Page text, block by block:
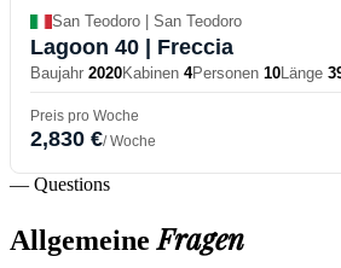
San Teodoro | San Teodoro
Lagoon 40 | Freccia
Baujahr 2020Kabinen 4Personen 10Länge
Preis pro Woche
2,830 €/ Woche
— Questions
AllgemeineFragen